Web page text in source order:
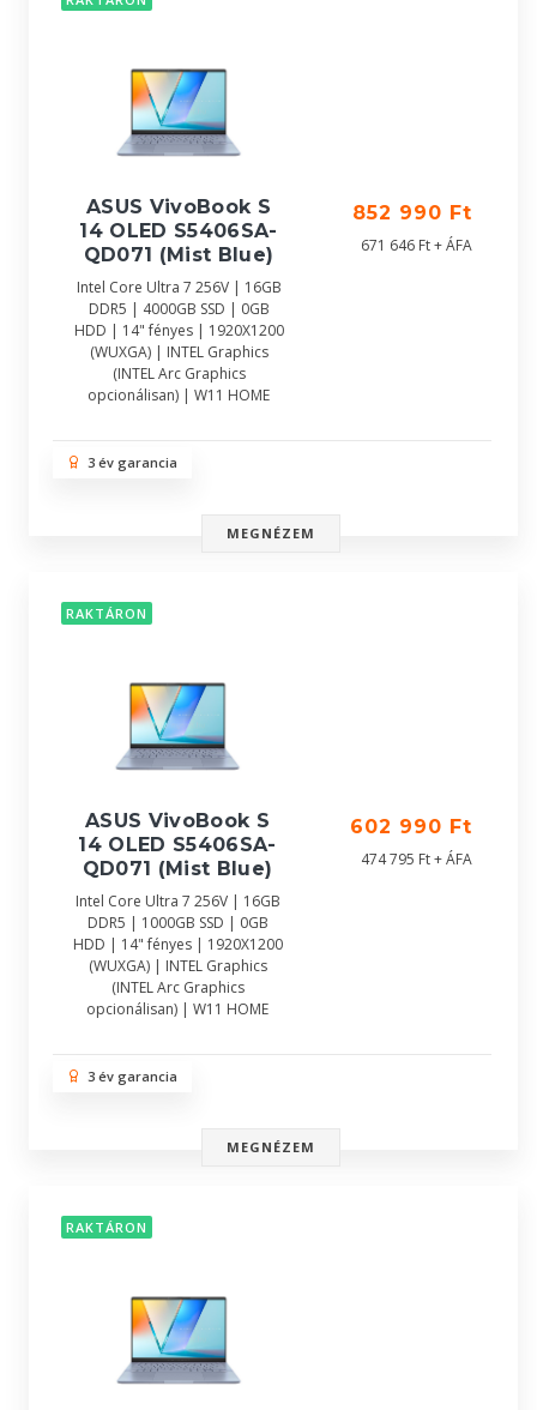
ASUS VivoBook S
14 OLED S5406SA-
QD071 (Mist Blue)
Intel Core Ultra 7 256V | 16GB
DDR5 | 4000GB SSD | 0GB
HDD | 14" fényes | 1920X1200
(WUXGA) | INTEL Graphics
(INTEL Arc Graphics
opcionálisan) | W11 HOME
852 990 Ft
671 646 Ft + ÁFA
3 év garancia
MEGNÉZEM
RAKTÁRON
ASUS VivoBook S
14 OLED S5406SA-
QD071 (Mist Blue)
Intel Core Ultra 7 256V | 16GB
DDR5 | 1000GB SSD | 0GB
HDD | 14" fényes | 1920X1200
(WUXGA) | INTEL Graphics
(INTEL Arc Graphics
opcionálisan) | W11 HOME
602 990 Ft
474 795 Ft + ÁFA
3 év garancia
MEGNÉZEM
RAKTÁRON